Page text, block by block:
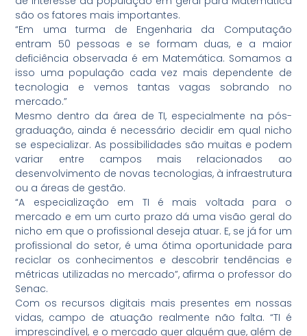
são os fatores mais importantes.
“Em uma turma de Engenharia da Computação
entram 50 pessoas e se formam duas, e a maior
deficiência observada é em Matemática. Somamos a
isso uma população cada vez mais dependente de
tecnologia e vemos tantas vagas sobrando no
mercado.”
Mesmo dentro da área de TI, especialmente na pós-
graduação, ainda é necessário decidir em qual nicho
se especializar. As possibilidades são muitas e podem
variar entre campos mais relacionados ao
desenvolvimento de novas tecnologias, à infraestrutura
ou a áreas de gestão.
“A especialização em TI é mais voltada para o
mercado e em um curto prazo dá uma visão geral do
nicho em que o profissional deseja atuar. E, se já for um
profissional do setor, é uma ótima oportunidade para
reciclar os conhecimentos e descobrir tendências e
métricas utilizadas no mercado”, afirma o professor do
Senac.
Com os recursos digitais mais presentes em nossas
vidas, campo de atuação realmente não falta. “TI é
imprescindível, e o mercado quer alguém que, além de